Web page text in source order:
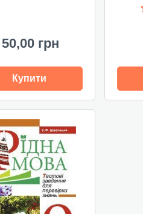
50,00 грн
Купити